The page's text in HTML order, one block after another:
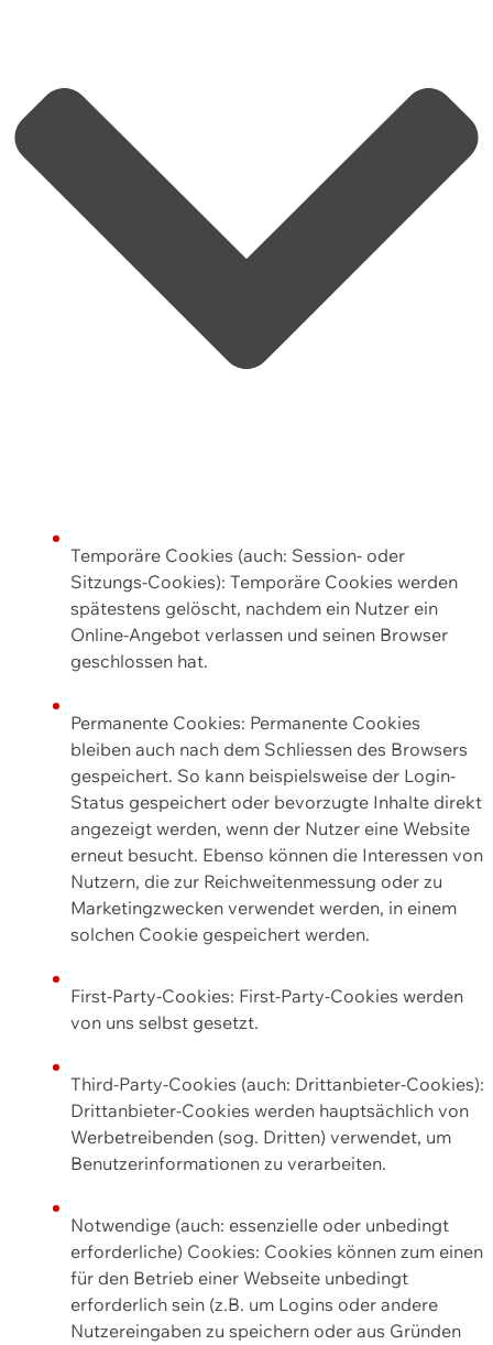
Temporäre Cookies (auch: Session- oder
Sitzungs-Cookies): Temporäre Cookies werden
spätestens gelöscht, nachdem ein Nutzer ein
Online-Angebot verlassen und seinen Browser
geschlossen hat.
Permanente Cookies: Permanente Cookies
bleiben auch nach dem Schliessen des Browsers
gespeichert. So kann beispielsweise der Login-
Status gespeichert oder bevorzugte Inhalte direkt
angezeigt werden, wenn der Nutzer eine Website
erneut besucht. Ebenso können die Interessen von
Nutzern, die zur Reichweitenmessung oder zu
Marketingzwecken verwendet werden, in einem
solchen Cookie gespeichert werden.
First-Party-Cookies: First-Party-Cookies werden
von uns selbst gesetzt.
Third-Party-Cookies (auch: Drittanbieter-Cookies):
Drittanbieter-Cookies werden hauptsächlich von
Werbetreibenden (sog. Dritten) verwendet, um
Benutzerinformationen zu verarbeiten.
Notwendige (auch: essenzielle oder unbedingt
erforderliche) Cookies: Cookies können zum einen
für den Betrieb einer Webseite unbedingt
erforderlich sein (z.B. um Logins oder andere
Nutzereingaben zu speichern oder aus Gründen